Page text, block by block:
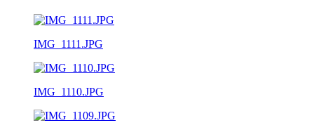
IMG_1111.JPG
IMG_1110.JPG